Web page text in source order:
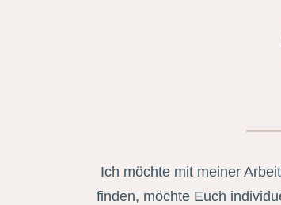
Ich möchte mit meiner
finden, möchte Euch